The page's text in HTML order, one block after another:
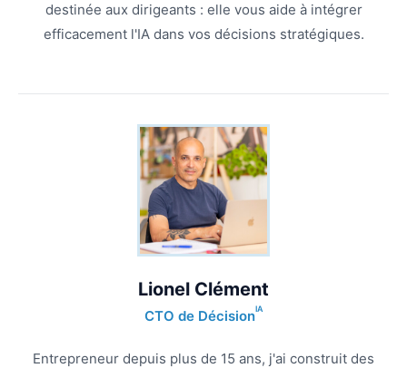
destinée aux dirigeants : elle vous aide à intégrer
efficacement l'IA dans vos décisions stratégiques.
Lionel Clément
CTO de DécisionIA
Entrepreneur depuis plus de 15 ans, j'ai construit des